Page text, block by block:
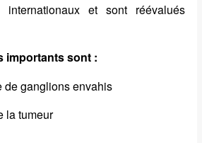
internationaux et sont réévalués
importants sont :
de ganglions envahis
la tumeur